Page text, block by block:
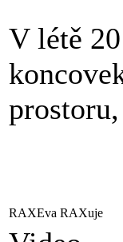
V létě
RAXEva RAXuje